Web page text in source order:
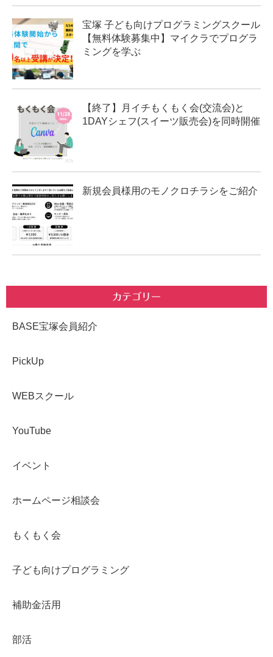
宝塚 子ども向けプログラミングスクール
【無料体験募集中】マイクラでプログラ
ミングを学ぶ
【終了】月イチもくもく会(交流会)と
1DAYシェフ(スイーツ販売会)を同時開催
新規会員様用のモノクロチラシをご紹介
カテゴリー
BASE宝塚会員紹介
PickUp
WEBスクール
YouTube
イベント
ホームページ相談会
もくもく会
子ども向けプログラミング
補助金活用
部活